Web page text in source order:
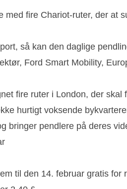
med fire Chariot-ruter, der at
så kan den daglige
Ford Smart Mobility,
fire ruter i London, der
hurtigt voksende
bringer pendlere på deres
til den 14. februar gratis